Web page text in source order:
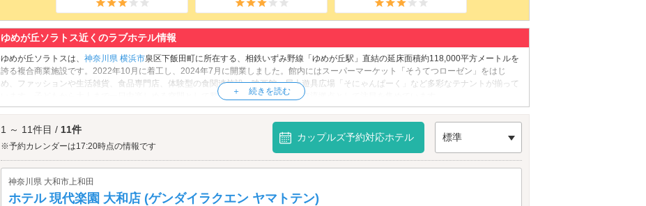
ゆめが丘ソラトス近くのラブホテル情報
ゆめが丘ソラトスは、 神奈川県 横浜市泉区下飯田町に所在する、相鉄いずみ野線「ゆめが丘駅」直結の延床面積約118,000平方メートルを
誇る複合商業施設です。2022年10月に着工し、2024年7月に開業しました。館内にはスーパーマーケット「そうてつローゼン」をはじ
め、ファッションや生活雑貨、食品専門店、体験型の食関連施設、映画館、屋上遊具広場「そにゃんぱーく」など多彩なテナントが揃って
います。子どもから大人まで一日中楽しめる空間として整備され、地域の新たな交流拠点として注目を集めています。
ゆめが丘ソラトスへは、藤沢・湘南・江ノ島エリアのラブホテルからもアクセスが便利です。
1 ～ 11件目 / 11件
※予約カレンダーは17:20時点の情報です
カップルズ予約対応ホテル 標準
神奈川県 大和市上和田
ホテル 現代楽園 大和店 (ゲンダイラクエン ヤマトテン)